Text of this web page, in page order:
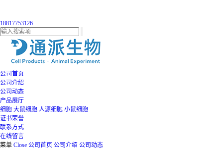
18817753126
公司首页
公司介绍
公司动态
产品展厅
细胞 大鼠细胞 人源细胞 小鼠细胞
证书荣誉
联系方式
在线留言
菜单 Close 公司首页 公司介绍 公司动态